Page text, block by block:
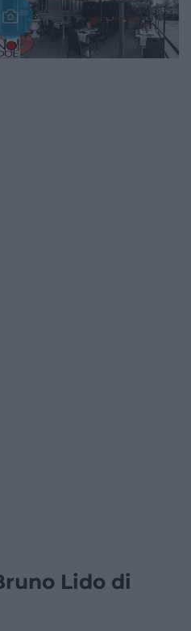
Lido di